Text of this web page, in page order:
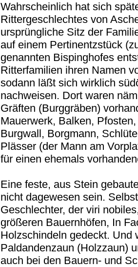
Wahrscheinlich hat sich
Rittergeschlechtes von
ursprüngliche Sitz der
auf einem Pertinentzstück
genannten Bispinghofes
Ritterfamilien ihren Namen
sodann läßt sich wirklich
nachweisen. Dort waren
Gräften (Burggräben)
Mauerwerk, Balken,
Burgwall, Borgmann,
Plässer (der Mann am
für einen ehemals
Eine feste, aus Stein
nicht dagewesen sein.
Geschlechter, der viri
größeren Bauernhöfen, In
Holzschindeln gedeckt. Und
Paldandenzaun (Holzzaun)
auch bei den Bauern- und